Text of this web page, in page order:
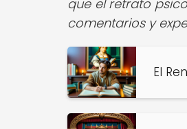
que el retrato
comentarios y
El